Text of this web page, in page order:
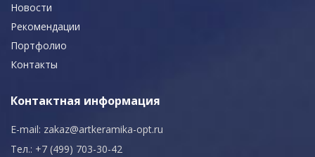
Новости
Рекомендации
Портфолио
Контакты
Контактная информация
E-mail: zakaz@artkeramika-opt.ru
Тел.: +7 (499) 703-30-42